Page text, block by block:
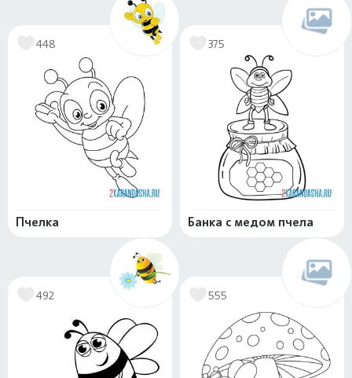
448
Пчелка
375
Банка с медом пчела
492 555